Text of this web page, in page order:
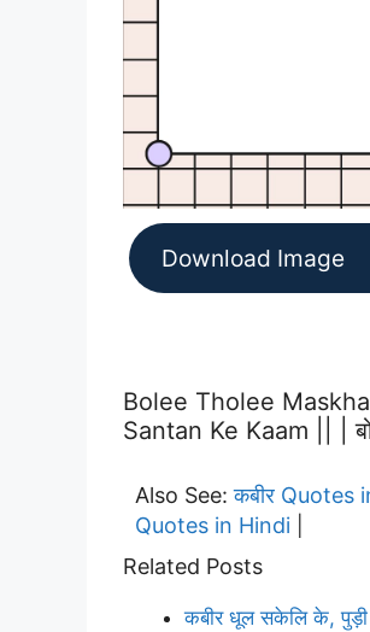
Download Image
Bolee Tholee
Santan Ke Kaam || |
Also See:कबीर Quotes
Quotes in Hindi
Related Posts
कबीर धूल सकेलि के, पुड़ी